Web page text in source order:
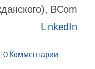
BCom
LinkedIn
|0 Комментарии